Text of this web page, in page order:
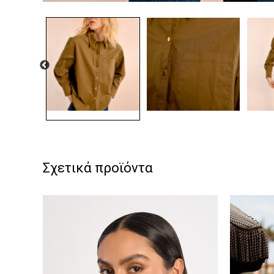
Σχετικά προϊόντα